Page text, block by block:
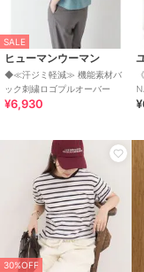
SALE
ヒューマンウーマン
◆≪汗ジミ軽減≫ 機能素材バ
ック刺繍ロゴプルオーバー
¥6,930
30%OFF